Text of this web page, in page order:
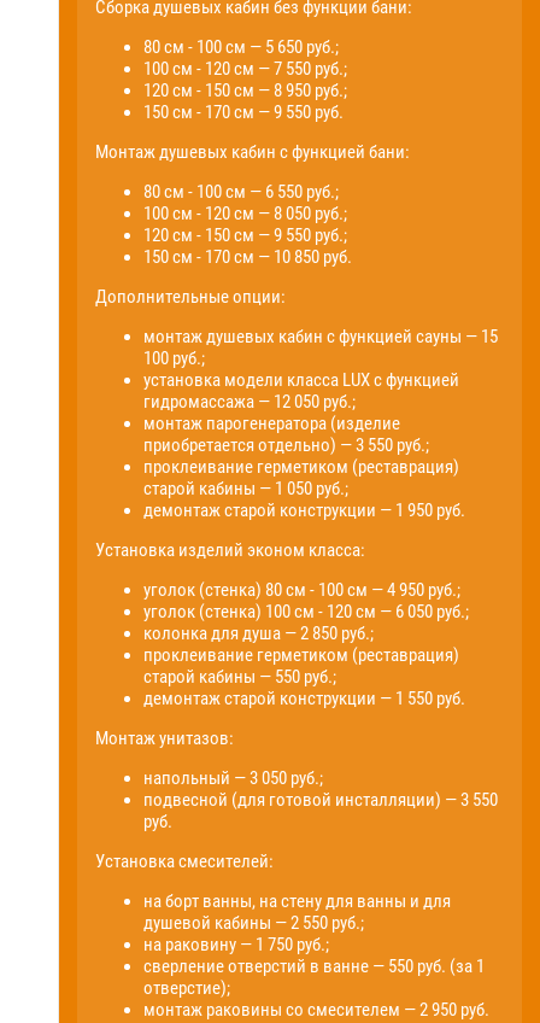
Сборка душевых кабин без функции бани:
80 см - 100 см — 5 650 руб.;
100 см - 120 см — 7 550 руб.;
120 см - 150 см — 8 950 руб.;
150 см - 170 см — 9 550 руб.
Монтаж душевых кабин с функцией бани:
80 см - 100 см — 6 550 руб.;
100 см - 120 см — 8 050 руб.;
120 см - 150 см — 9 550 руб.;
150 см - 170 см — 10 850 руб.
Дополнительные опции:
монтаж душевых кабин с функцией сауны — 15
100 руб.;
установка модели класса LUX с функцией
гидромассажа — 12 050 руб.;
монтаж парогенератора (изделие
приобретается отдельно) — 3 550 руб.;
проклеивание герметиком (реставрация)
старой кабины — 1 050 руб.;
демонтаж старой конструкции — 1 950 руб.
Установка изделий эконом класса:
уголок (стенка) 80 см - 100 см — 4 950 руб.;
уголок (стенка) 100 см - 120 см — 6 050 руб.;
колонка для душа — 2 850 руб.;
проклеивание герметиком (реставрация)
старой кабины — 550 руб.;
демонтаж старой конструкции — 1 550 руб.
Монтаж унитазов:
напольный — 3 050 руб.;
подвесной (для готовой инсталляции) — 3 550
руб.
Установка смесителей:
на борт ванны, на стену для ванны и для
душевой кабины — 2 550 руб.;
на раковину — 1 750 руб.;
сверление отверстий в ванне — 550 руб. (за 1
отверстие);
монтаж раковины со смесителем — 2 950 руб.